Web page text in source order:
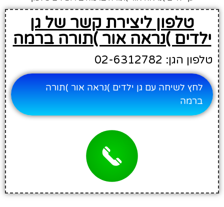
טלפון ליצירת קשר של גן
ילדים )נראה אור )תורה ברמה
טלפון הגן: 02-6312782
לחץ לשיחה עם גן ילדים )נראה אור )תורה
ברמה